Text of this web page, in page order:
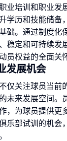
业培训和职业发
学历和技能储备
础。通过制度化
稳定和可持续发
员权益的全面关
发展机会
仅关注球员当前
未来发展空间。
，为球员提供更
乐部试训的机会